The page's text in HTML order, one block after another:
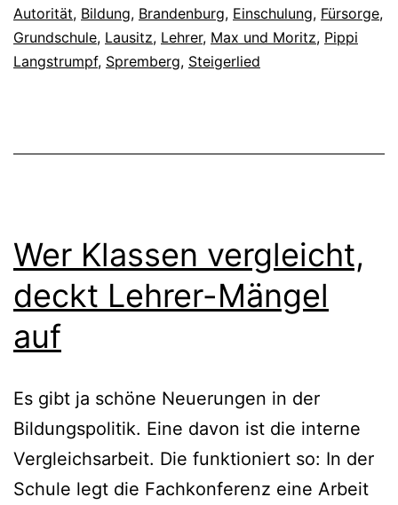
Autorität, Bildung, Brandenburg, Einschulung, Fürsorge,
Grundschule, Lausitz, Lehrer, Max und Moritz, Pippi
Langstrumpf, Spremberg, Steigerlied
Wer Klassen vergleicht,
deckt Lehrer-Mängel
auf
Es gibt ja schöne Neuerungen in der
Bildungspolitik. Eine davon ist die interne
Vergleichsarbeit. Die funktioniert so: In der
Schule legt die Fachkonferenz eine Arbeit